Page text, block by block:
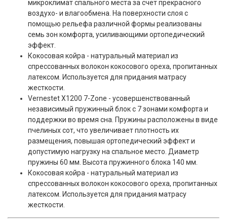
микроклимат спального места за счет прекрасного
воздухо- и влагообмена. На поверхности слоя с
помощью рельефа различной формы реализованы
семь зон комфорта, усиливающими ортопедический
эффект.
Кокосовая койра - натуральный материал из
спрессованных волокон кокосового ореха, пропитанных
латексом. Используется для придания матрасу
жесткости.
Vernestet X1200 7-Zone - усовершенствованный
независимый пружинный блок с 7 зонами комфорта и
поддержки во время сна. Пружины расположены в виде
пчелиных сот, что увеличивает плотность их
размещения, повышая ортопедический эффект и
допустимую нагрузку на спальное место. Диаметр
пружины 60 мм. Высота пружинного блока 140 мм.
Кокосовая койра - натуральный материал из
спрессованных волокон кокосового ореха, пропитанных
латексом. Используется для придания матрасу
жесткости.